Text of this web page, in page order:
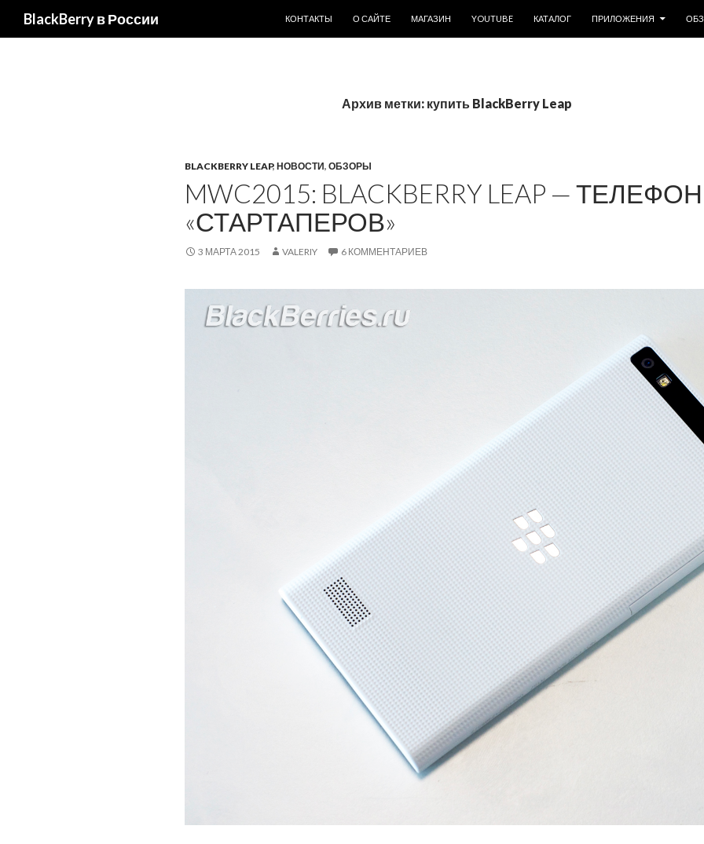
BlackBerry в России
КОНТАКТЫ
О САЙТЕ МАГАЗИН YOUTUBE КАТАЛОГ ПРИЛОЖЕНИЯ
Архив метки: купить BlackBerry Leap
BLACKBERRY LEAP, НОВОСТИ, ОБЗОРЫ
MWC2015: BLACKBERRY LEAP —
«СТАРТАПЕРОВ»
3 МАРТА 2015 VALERIY 6 КОММЕНТАРИЕВ